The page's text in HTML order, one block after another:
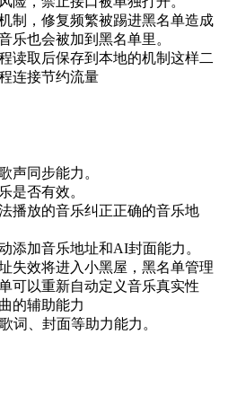
制，修复频繁被踢进黑名单造成
乐也会被加到黑名单里。
读取后保存到本地的机制这样二
连接节约流量
声同步能力。
是否有效。
播放的音乐纠正正确的音乐地
添加音乐地址和AI封面能力。
失效将进入小黑屋，黑名单管理
可以重新自动定义音乐真实性
的辅助能力
词、封面等助力能力。